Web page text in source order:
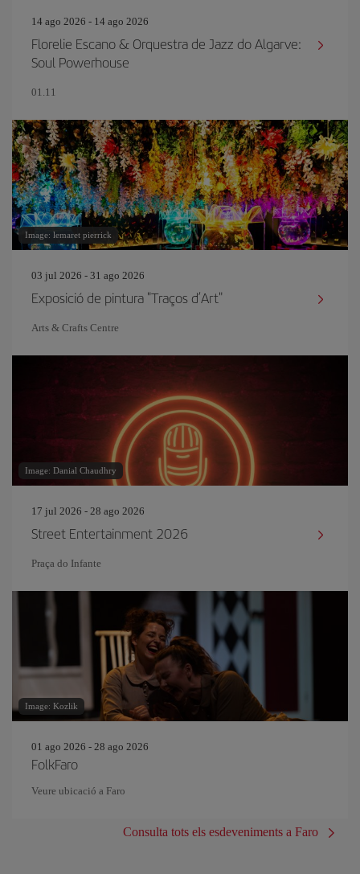
14 ago 2026 - 14 ago 2026
Florelie Escano & Orquestra de Jazz do Algarve:
Soul Powerhouse
01.11
Image: lemaret pierrick
03 jul 2026 - 31 ago 2026
Exposició de pintura "Traços d’Art"
Arts & Crafts Centre
Image: Danial Chaudhry
17 jul 2026 - 28 ago 2026
Street Entertainment 2026
Praça do Infante
Image: Kozlik
01 ago 2026 - 28 ago 2026
FolkFaro
Veure ubicació a Faro
Consulta tots els esdeveniments a Faro